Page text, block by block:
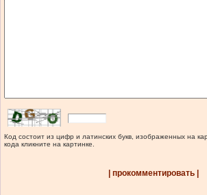
Код состоит из цифр и латинских букв, изображенных на
кода кликните на картинке.
| прокомментировать |